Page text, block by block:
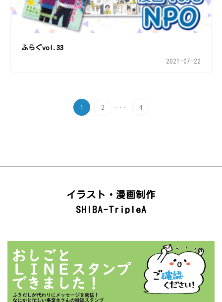
ふらぐvol.33
2021-07-22
1 2 ... 4
イラスト・漫画制作
SHIBA-TripleA